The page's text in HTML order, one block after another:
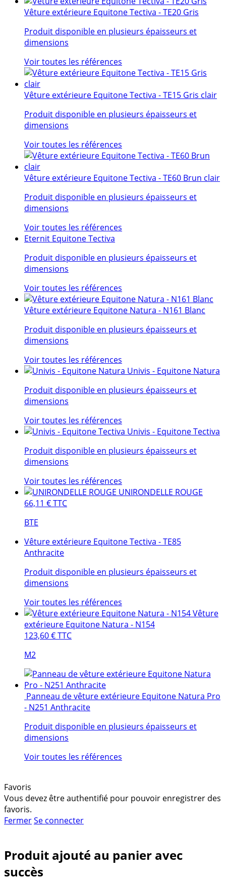
Vêture extérieure Equitone Tectiva - TE20 Gris
Produit disponible en plusieurs épaisseurs et
dimensions
Voir toutes les références
Vêture extérieure Equitone Tectiva - TE15 Gris clair
Produit disponible en plusieurs épaisseurs et
dimensions
Voir toutes les références
Vêture extérieure Equitone Tectiva - TE60 Brun clair
Produit disponible en plusieurs épaisseurs et
dimensions
Voir toutes les références
Eternit Equitone Tectiva
Produit disponible en plusieurs épaisseurs et
dimensions
Voir toutes les références
Vêture extérieure Equitone Natura - N161 Blanc
Produit disponible en plusieurs épaisseurs et
dimensions
Voir toutes les références
Univis - Equitone Natura
Produit disponible en plusieurs épaisseurs et
dimensions
Voir toutes les références
Univis - Equitone Tectiva
Produit disponible en plusieurs épaisseurs et
dimensions
Voir toutes les références
UNIRONDELLE ROUGE
66,11 €TTC
BTE
Vêture extérieure Equitone Tectiva - TE85
Anthracite
Produit disponible en plusieurs épaisseurs et
dimensions
Voir toutes les références
Vêture
extérieure Equitone Natura - N154
123,60 €TTC
M2
Panneau de vêture extérieure Equitone Natura Pro
- N251 Anthracite
Produit disponible en plusieurs épaisseurs et
dimensions
Voir toutes les références
Favoris
Vous devez être authentifié pour pouvoir enregistrer des
favoris.
FermerSe connecter
Produit ajouté au panier avec
succès